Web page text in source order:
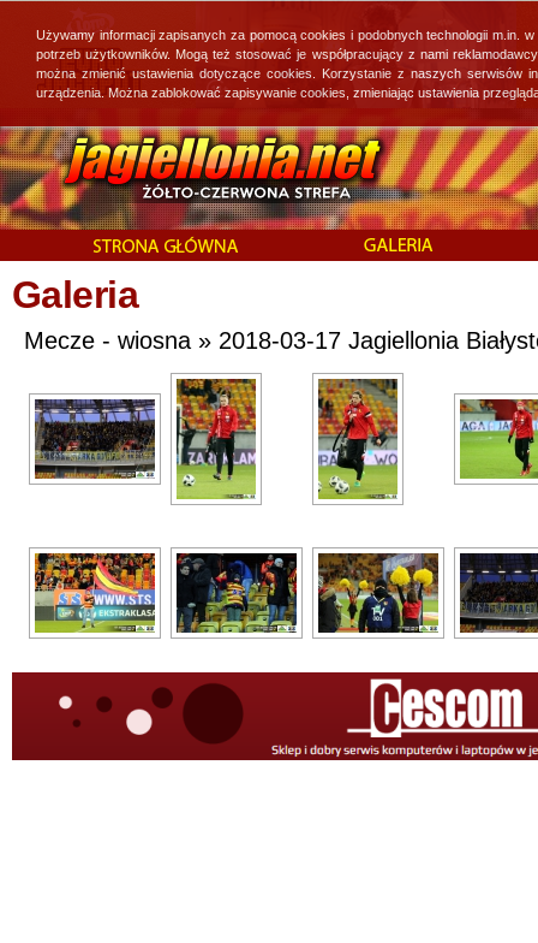
Galeria
Mecze - wiosna » 2018-03-17 Jagiellonia
Używamy informacji zapisanych za pomocą cookies i podobnych technologii
potrzeb użytkowników. Mogą też stosować je współpracujący z nami
można zmienić ustawienia dotyczące cookies. Korzystanie z naszych
urządzenia. Można zablokować zapisywanie cookies, zmieniając ustawienia